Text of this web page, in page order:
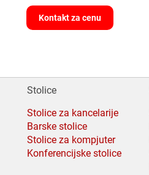
Kontakt za cenu
Stolice
Stolice za kancelarije
Barske stolice
Stolice za kompjuter
Konferencijske stolice